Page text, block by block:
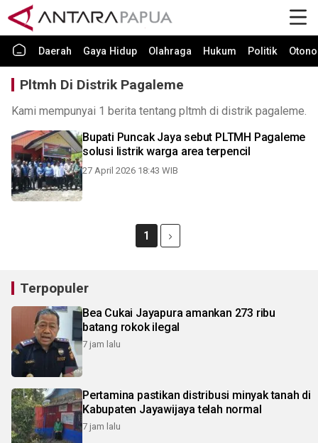
Daerah Gaya Hidup Olahraga Hukum Politik
Pltmh Di Distrik Pagaleme
Kami mempunyai 1 berita tentang pltmh di distrik pagaleme.
Bupati Puncak Jaya sebut PLTMH Pagaleme
solusi listrik warga area terpencil
27 April 2026 18:43 WIB
1
Terpopuler
Bea Cukai Jayapura amankan 273 ribu
batang rokok ilegal
7 jam lalu
Pertamina pastikan distribusi minyak tanah di
Kabupaten Jayawijaya telah normal
7 jam lalu